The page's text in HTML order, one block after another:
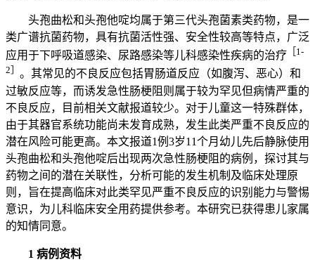
头孢曲松和头孢他啶均属于第三代头孢菌素类药物，是一
类广谱抗菌药物，具有抗菌活性强、安全性较高等特点，广泛
应用于下呼吸道感染、尿路感染等儿科感染性疾病的治疗 ［1-
2］ 。其常见的不良反应包括胃肠道反应（如腹泻、恶心）和
过敏反应等，而诱发急性肠梗阻则属于较为罕见但病情严重的
不良反应，目前相关文献报道较少。对于儿童这一特殊群体，
由于其器官系统功能尚未发育成熟，发生此类严重不良反应的
潜在风险可能更高。本文报道1例3岁11个月幼儿先后静脉使用
头孢曲松和头孢他啶后出现两次急性肠梗阻的病例，探讨其与
药物之间的潜在关联性，分析可能的发生机制及临床处理原
则，旨在提高临床对此类罕见严重不良反应的识别能力与警惕
意识，为儿科临床安全用药提供参考。本研究已获得患儿家属
的知情同意。
1 病例资料